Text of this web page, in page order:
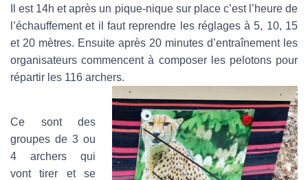
Il est 14h et après un pique-nique sur place c’est l’heure de
l’échauffement et il faut reprendre les réglages à 5, 10, 15
et 20 mètres. Ensuite après 20 minutes d’entraînement les
organisateurs commencent à composer les pelotons pour
répartir les 116 archers.
Ce sont des
groupes de 3 ou
4 archers qui
vont tirer et se